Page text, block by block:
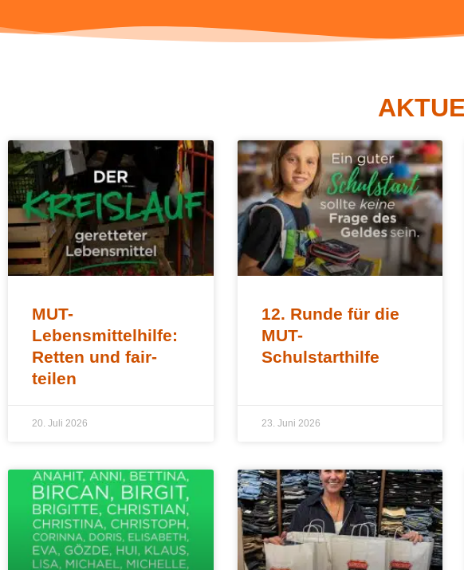
MUT-
Lebensmittelhilfe:
Retten und fair-
teilen
20. Juli 2026
12. Runde für die
MUT-
Schulstarthilfe
23. Juni 2026